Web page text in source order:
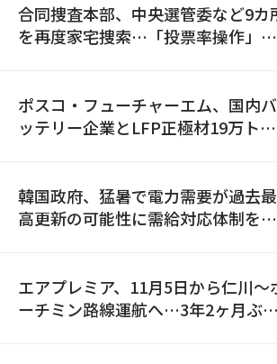
合同捜査本部、中央選管委など9カ
を再度家宅捜索…「投票率操作」の
ポスコ・フューチャーエム、国内バ
ッテリー企業とLFP正極材19万トン
韓国政府、猛暑で電力需要が過去最
高更新の可能性に需給対応体制を点
エアプレミア、11月5日から仁川〜
ーチミン路線運航へ…3年2ヶ月ぶり